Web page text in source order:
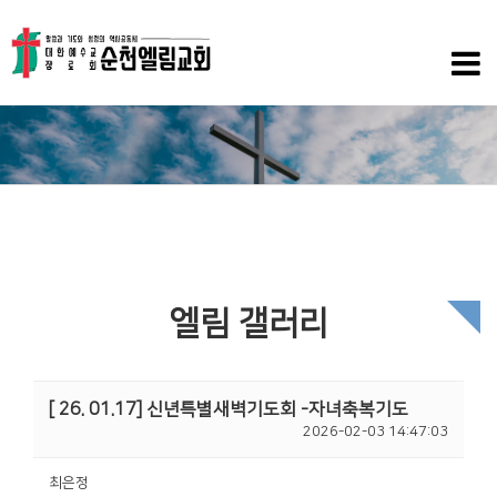
엘림 갤러리
[ 26. 01.17] 신년특별새벽기도회 -자녀축복기도
2026-02-03 14:47:03
최은정